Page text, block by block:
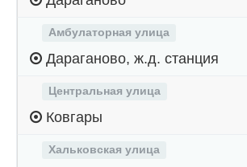
Амбулаторная улица
Дараганово, ж.д. станция
Центральная улица
Ковгары
Хальковская улица